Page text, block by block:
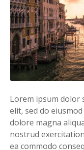
o
n
f
r
e
e
a
d
Lorem ipsum dolor
elit, sed do
dolore magna
nostrud
ea commodo